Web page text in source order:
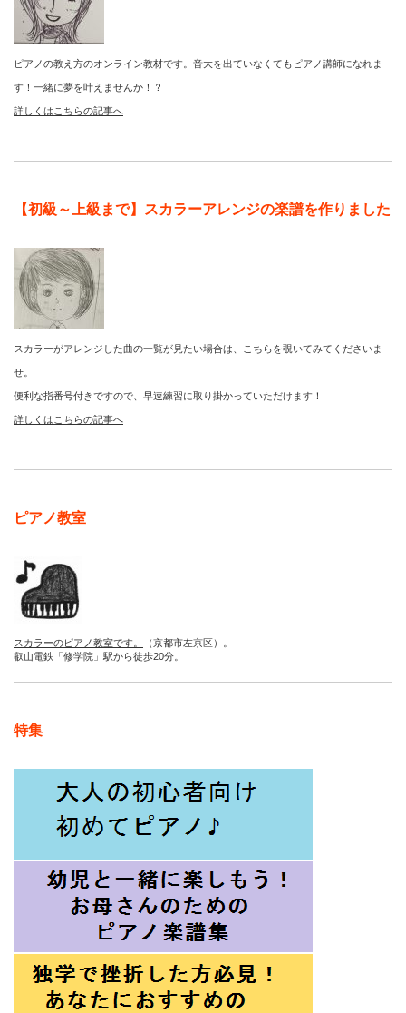
ピアノの教え方のオンライン教材です。音大を出ていなくてもピアノ講師になれま
す！一緒に夢を叶えませんか！？
詳しくはこちらの記事へ
【初級～上級まで】スカラーアレンジの楽譜を作りました
スカラーがアレンジした曲の一覧が見たい場合は、こちらを覗いてみてくださいま
せ。
便利な指番号付きですので、早速練習に取り掛かっていただけます！
詳しくはこちらの記事へ
ピアノ教室
スカラーのピアノ教室です。
（京都市左京区）。
叡山電鉄「修学院」駅から徒歩20分。
特集